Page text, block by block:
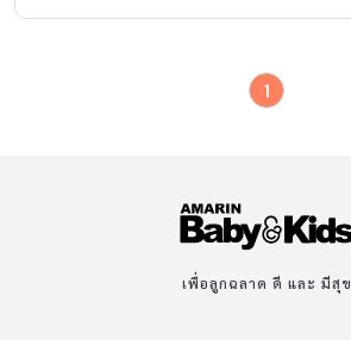
1
เพื่อลูกฉลาด ดี และ มีสุข